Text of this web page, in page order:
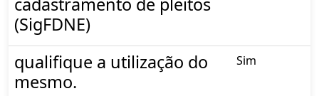
(SigFDNE)
qualifique a utilização do
mesmo.
Sim